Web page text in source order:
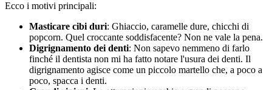
Ecco i motivi principali:
Masticare cibi duri: Ghiaccio, caramelle dure, chicchi di
popcorn. Quel croccante soddisfacente? Non ne vale la pena.
Digrignamento dei denti: Non sapevo nemmeno di farlo
finché il dentista non mi ha fatto notare l'usura dei denti. Il
digrignamento agisce come un piccolo martello che, a poco a
poco, spacca i denti.